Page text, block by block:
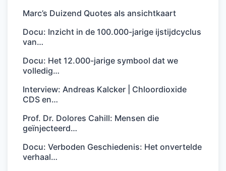
Marc’s Duizend Quotes als ansichtkaart
Docu: Inzicht in de 100.000-jarige ijstijdcyclus
van…
Docu: Het 12.000-jarige symbool dat we
volledig…
Interview: Andreas Kalcker | Chloordioxide
CDS en…
Prof. Dr. Dolores Cahill: Mensen die
geïnjecteerd…
Docu: Verboden Geschiedenis: Het onvertelde
verhaal…